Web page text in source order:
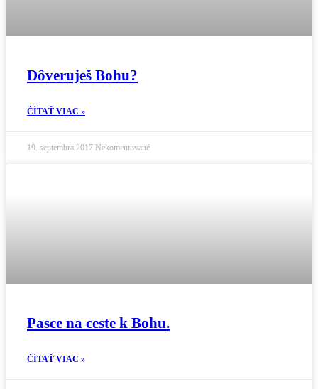
Dôveruješ Bohu?
ČÍTAŤ VIAC »
19. septembra 2017 Nekomentované
Pasce na ceste k Bohu.
ČÍTAŤ VIAC »